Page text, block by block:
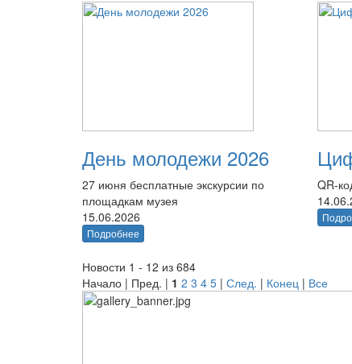
День молодежи 2026
27 июня бесплатные экскурсии по
площадкам музея
15.06.2026
Подробнее
QR-
Новости 1 - 12 из 684
Начало | Пред. | 1 2 3 4 5 | След. | Конец | Все